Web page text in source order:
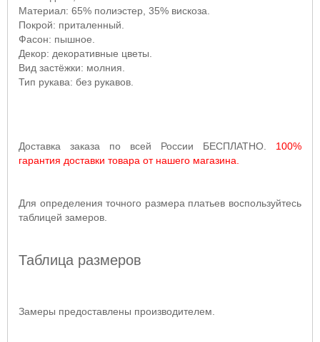
Материал: 65% полиэстер, 35% вискоза.
Покрой: приталенный.
Фасон: пышное.
Декор: декоративные цветы.
Вид застёжки: молния.
Тип рукава: без рукавов.
Доставка заказа по всей России БЕСПЛАТНО. 100%
гарантия доставки товара от нашего магазина.
Для определения точного размера платьев воспользуйтесь
таблицей замеров.
Таблица размеров
Замеры предоставлены производителем.